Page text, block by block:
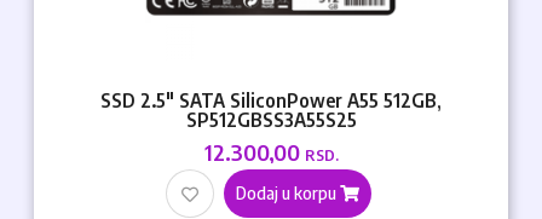
SSD 2.5" SATA SiliconPower A55 512GB,
SP512GBSS3A55S25
12.300,00 RSD.
Dodaj u korpu